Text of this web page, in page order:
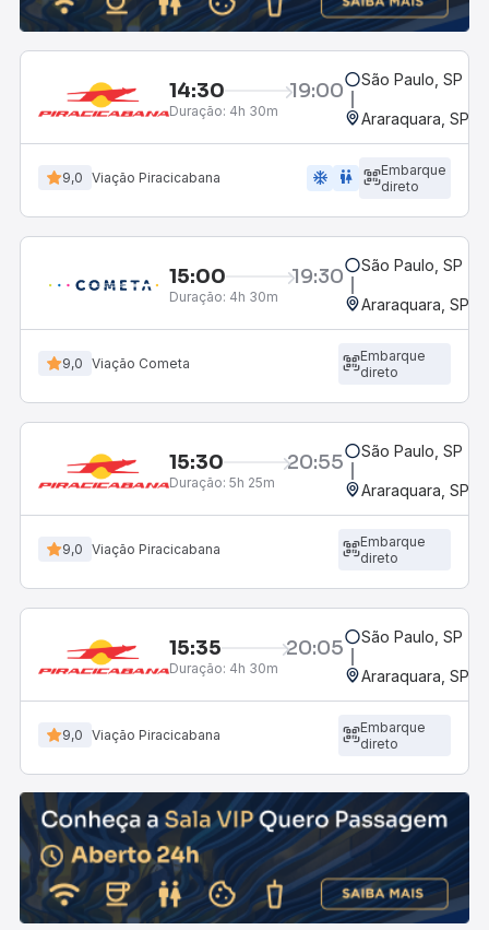
14:30 19:00
Duração: 4h 30m
São Paulo, SP -
Araraquara, SP -
9,0 Viação Piracicabana ac_unit wc
Embarque
direto
15:00 19:30
Duração: 4h 30m
São Paulo, SP -
Araraquara, SP -
9,0 Viação Cometa
Embarque
direto
15:30 20:55
Duração: 5h 25m
São Paulo, SP -
Araraquara, SP -
9,0 Viação Piracicabana
Embarque
direto
15:35 20:05
Duração: 4h 30m
São Paulo, SP -
Araraquara, SP -
9,0 Viação Piracicabana
Embarque
direto